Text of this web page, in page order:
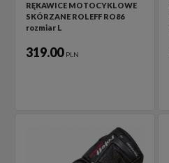
RĘKAWICE MOTOCYKLOWE
SKÓRZANE ROLEFF RO86
rozmiar L
319.00 PLN